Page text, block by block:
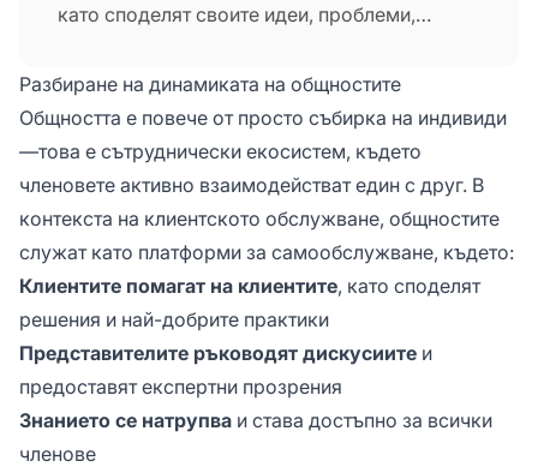
като споделят своите идеи, проблеми,
си помагат един на друг, когда е
необходимо. Те отговарят на въпросите
един на друг.
Разбиране на динамиката на общностите
Общността е повече от просто събирка на индивиди
—това е сътруднически екосистем, където
членовете активно взаимодействат един с друг. В
контекста на клиентското обслужване, общностите
служат като платформи за самообслужване, където:
Клиентите помагат на клиентите, като споделят
решения и най-добрите практики
Представителите ръководят дискусиите и
предоставят експертни прозрения
Знанието се натрупва и става достъпно за всички
членове